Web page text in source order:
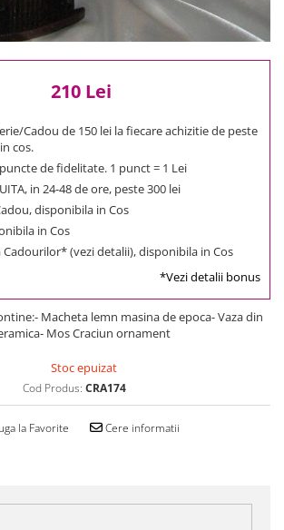
210 Lei
Cadou de 150 lei la fiecare achizitie de peste
cos.
de fidelitate. 1 punct = 1 Lei
in 24-48 de ore, peste 300 lei
disponibila in Cos
in Cos
Cadourilor* (vezi detalii), disponibila in Cos
*Vezi detalii bonus
Macheta lemn masina de epoca- Vaza din
Mos Craciun ornament
Stoc epuizat
Cod Produs: CRA174
la Favorite Cere informatii